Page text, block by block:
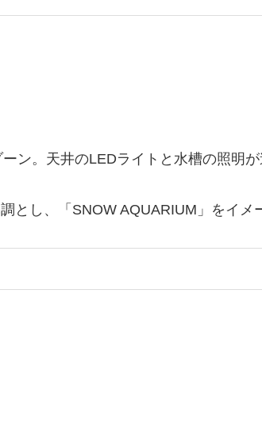
ン。天井のLEDライトと水槽の照明
とし、「SNOW AQUARIUM」をイ